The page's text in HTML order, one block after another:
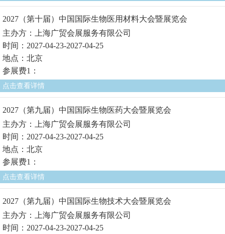
2027（第十届）中国国际生物医用材料大会暨展览会
主办方：上海广贸会展服务有限公司
时间：2027-04-23-2027-04-25
地点：北京
参展费1：
点击查看详情
2027（第九届）中国国际生物医药大会暨展览会
主办方：上海广贸会展服务有限公司
时间：2027-04-23-2027-04-25
地点：北京
参展费1：
点击查看详情
2027（第九届）中国国际生物技术大会暨展览会
主办方：上海广贸会展服务有限公司
时间：2027-04-23-2027-04-25